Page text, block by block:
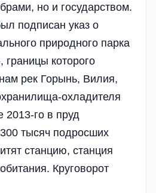
но и государством.
подписан указ о
природного парка
которого
рек Горынь, Вилия,
охладителя
го в пруд
тысяч подросших
станцию, станция
Круговорот